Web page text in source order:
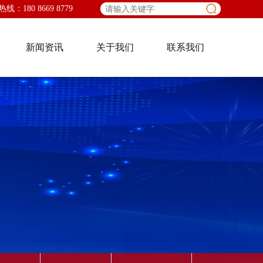
线：180 8669 8779
新闻资讯 关于我们 联系我们